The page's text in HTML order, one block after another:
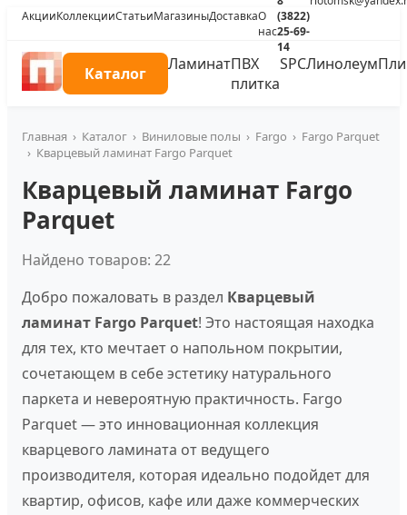
АкцииКоллекцииСтатьиМагазиныДоставкаО
нас
(3822)
25-69-
14
Каталог ЛаминатПВХ
плитка
SPCЛинолеум
Главная › Каталог › Виниловые полы › Fargo › Fargo Parquet
› Кварцевый ламинат Fargo Parquet
Кварцевый ламинат Fargo
Parquet
Найдено товаров: 22
Добро пожаловать в раздел Кварцевый
ламинат Fargo Parquet! Это настоящая находка
для тех, кто мечтает о напольном покрытии,
сочетающем в себе эстетику натурального
паркета и невероятную практичность. Fargo
Parquet — это инновационная коллекция
кварцевого ламината от ведущего
производителя, которая идеально подойдет для
квартир, офисов, кафе или даже коммерческих